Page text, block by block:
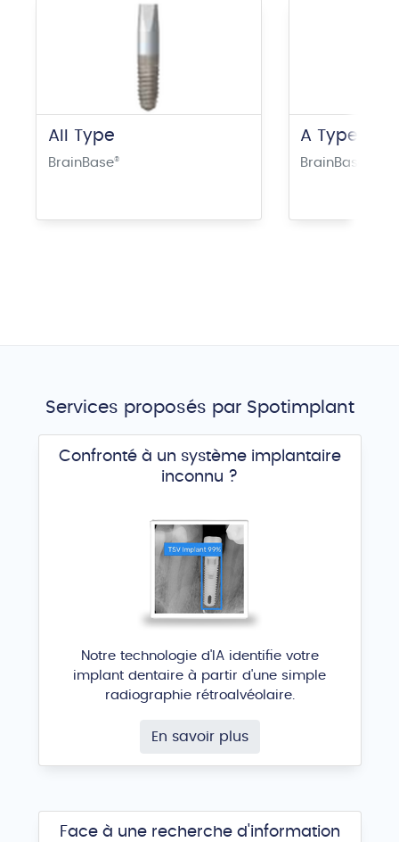
AII Type
BrainBase®
A Type
BrainBase
Services proposés par Spotimplant
Confronté à un système implantaire
inconnu ?
Notre technologie d'IA identifie votre
implant dentaire à partir d'une simple
radiographie rétroalvéolaire.
En savoir plus
Face à une recherche d'information